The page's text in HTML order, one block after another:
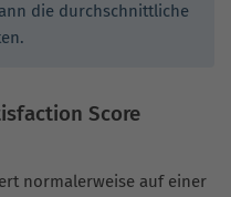
die durchschnittliche
Score
normalerweise auf einer